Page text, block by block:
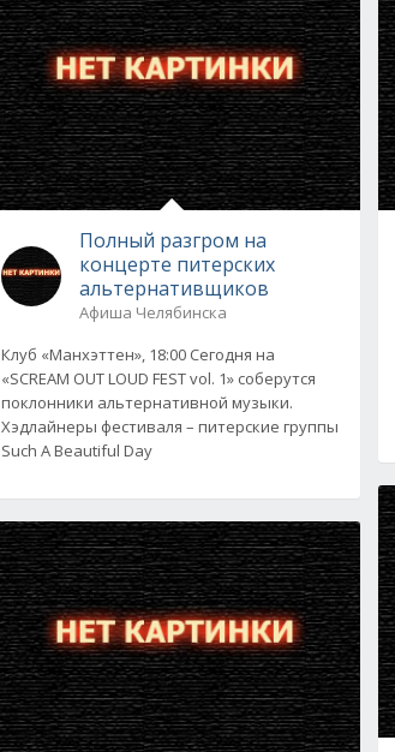
Полный разгром на
концерте питерских
альтернативщиков
Афиша Челябинска
Клуб «Манхэттен», 18:00 Сегодня на
«SCREAM OUT LOUD FEST vol. 1» соберутся
поклонники альтернативной музыки.
Хэдлайнеры фестиваля – питерские группы
Such A Beautiful Day